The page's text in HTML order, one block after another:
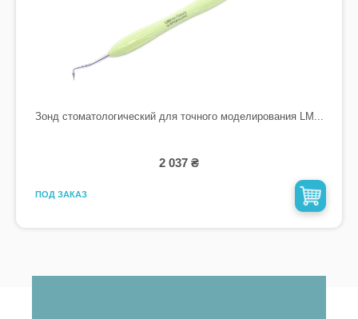
Зонд стоматологический для точного моделирования LM...
2 037 ₴
ПОД ЗАКАЗ